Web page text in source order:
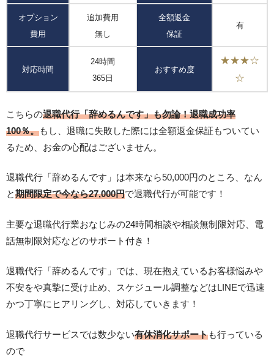
オプション
費用
追加費用
無し
全額返金
保証
有
対応時間
24時間
365日
おすすめ度
★★★☆
☆
こちらの退職代行「辞めるんです」も勿論！退職成功率
100％。もし、退職に失敗した際には全額返金保証もついてい
るため、お金の心配はございません。
退職代行「辞めるんです」は本来なら50,000円のところ、なん
と期間限定で今なら27,000円で退職代行が可能です！
主要な退職代行業おなじみの24時間相談や相談無制限対応、電
話無制限対応などのサポート付き！
退職代行「辞めるんです」では、現在抱えているお客様悩みや
不安をや真摯に受け止め、スケジュール調整などはLINEで迅速
かつ丁寧にヒアリングし、対応していきます！
退職代行サービスでは数少ない有休消化サポートも行っている
ので